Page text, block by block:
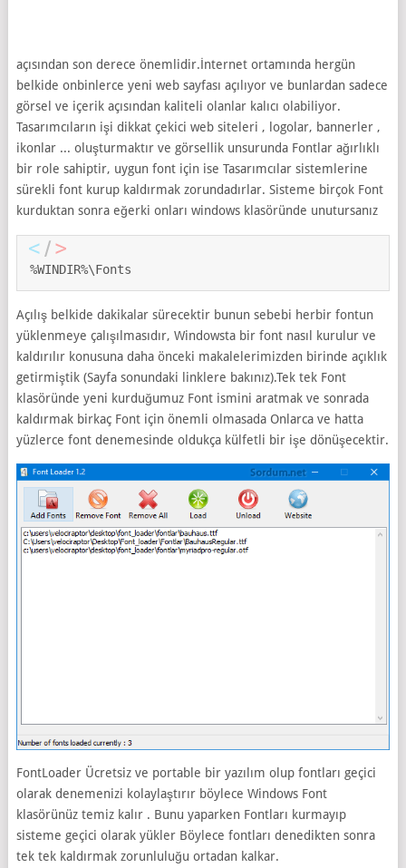
açısından son derece önemlidir.İnternet ortamında hergün
belkide onbinlerce yeni web sayfası açılıyor ve bunlardan sadece
görsel ve içerik açısından kaliteli olanlar kalıcı olabiliyor.
Tasarımcıların işi dikkat çekici web siteleri , logolar, bannerler ,
ikonlar ... oluşturmaktır ve görsellik unsurunda Fontlar ağırlıklı
bir role sahiptir, uygun font için ise Tasarımcılar sistemlerine
sürekli font kurup kaldırmak zorundadırlar. Sisteme birçok Font
kurduktan sonra eğerki onları windows klasöründe unutursanız
%WINDIR%\Fonts
Açılış belkide dakikalar sürecektir bunun sebebi herbir fontun
yüklenmeye çalışılmasıdır, Windowsta bir font nasıl kurulur ve
kaldırılır konusuna daha önceki makalelerimizden birinde açıklık
getirmiştik (Sayfa sonundaki linklere bakınız).Tek tek Font
klasöründe yeni kurduğumuz Font ismini aratmak ve sonrada
kaldırmak birkaç Font için önemli olmasada Onlarca ve hatta
yüzlerce font denemesinde oldukça külfetli bir işe dönüşecektir.
FontLoader Ücretsiz ve portable bir yazılım olup fontları geçici
olarak denemenizi kolaylaştırır böylece Windows Font
klasörünüz temiz kalır . Bunu yaparken Fontları kurmayıp
sisteme geçici olarak yükler Böylece fontları denedikten sonra
tek tek kaldırmak zorunluluğu ortadan kalkar.